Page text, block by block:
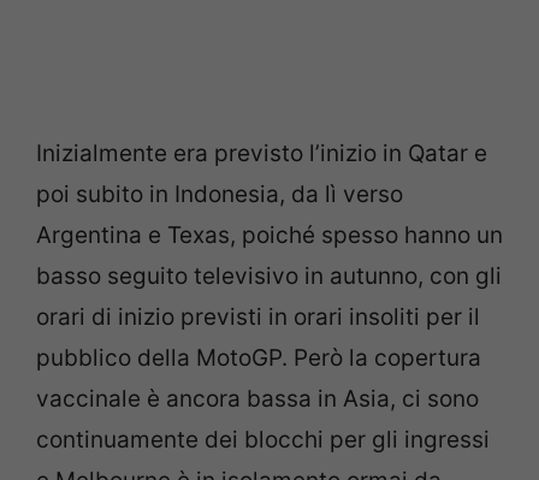
Inizialmente era previsto l’inizio in Qatar e
poi subito in Indonesia, da lì verso
Argentina e Texas, poiché spesso hanno un
basso seguito televisivo in autunno, con gli
orari di inizio previsti in orari insoliti per il
pubblico della MotoGP. Però la copertura
vaccinale è ancora bassa in Asia, ci sono
continuamente dei blocchi per gli ingressi